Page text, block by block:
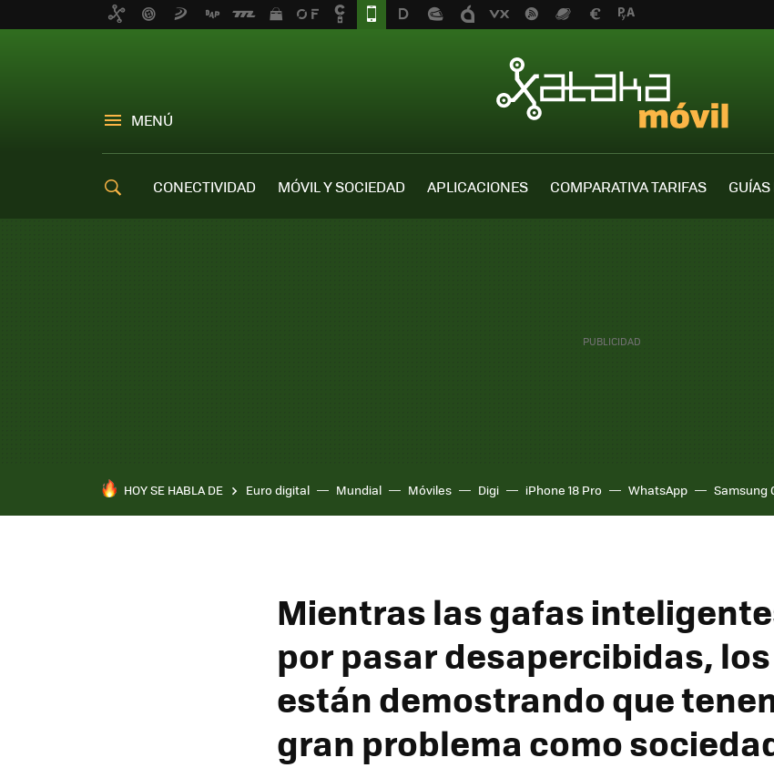
MENÚ
CONECTIVIDAD MÓVIL Y SOCIEDAD APLICACIONES COMPARATIVA TARIFAS
HOY SE HABLA DE Euro digital Mundial Móviles Digi iPhone 18 Pro WhatsApp Samsung
Mientras las gafas
por pasar desapercibidas,
están demostrando que
gran problema como